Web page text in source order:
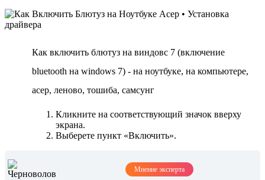
Как включить блютуз на виндовс 7 (включение
bluetooth на windows 7) - на ноутбуке, на компьютере,
асер, леново, тошиба, самсунг
Кликните на соответствующий значок вверху
экрана.
Выберете пункт «Включить».
Мнение эксперта